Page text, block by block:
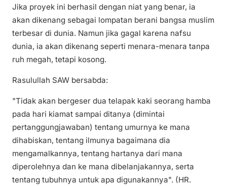
Jika proyek ini berhasil dengan niat yang benar, ia
akan dikenang sebagai lompatan berani bangsa muslim
terbesar di dunia. Namun jika gagal karena nafsu
dunia, ia akan dikenang seperti menara-menara tanpa
ruh megah, tetapi kosong.
Rasulullah SAW bersabda:
"Tidak akan bergeser dua telapak kaki seorang hamba
pada hari kiamat sampai ditanya (dimintai
pertanggungjawaban) tentang umurnya ke mana
dihabiskan, tentang ilmunya bagaimana dia
mengamalkannya, tentang hartanya dari mana
diperolehnya dan ke mana dibelanjakannya, serta
tentang tubuhnya untuk apa digunakannya". (HR.